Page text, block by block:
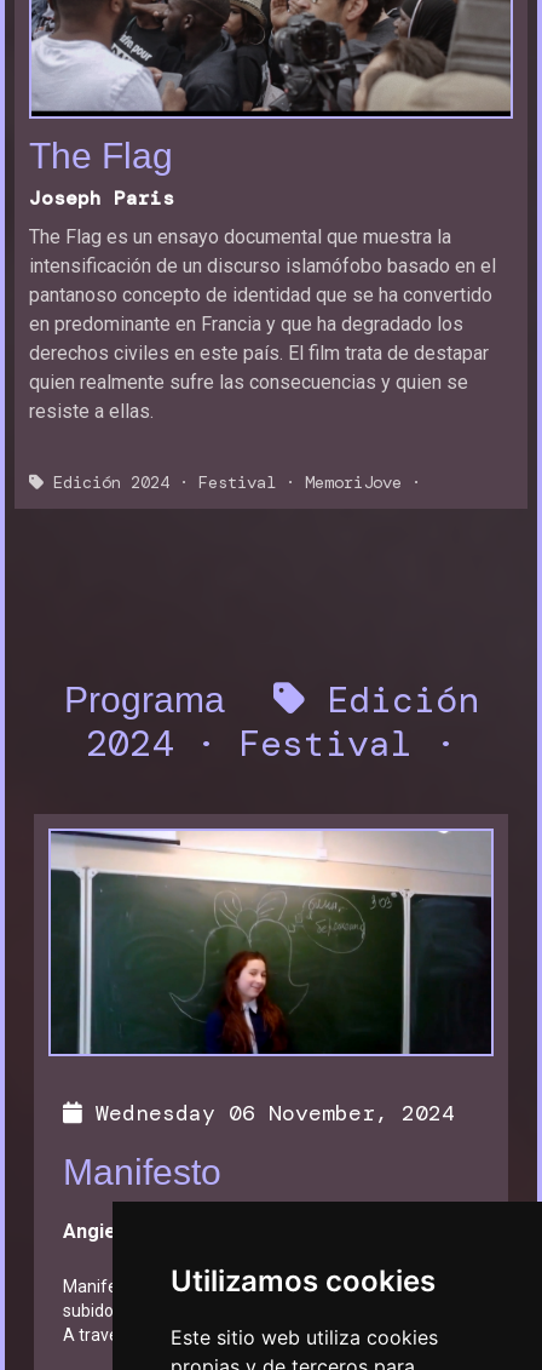
Utilizamos cookies
Este sitio web utiliza cookies
The Flag
Joseph Paris
The Flag es un ensayo documental que muestra la
intensificación de un discurso islamófobo basado en el
pantanoso concepto de identidad que se ha convertido
en predominante en Francia y que ha degradado los
derechos civiles en este país. El film trata de destapar
quien realmente sufre las consecuencias y quien se
resiste a ellas.
Edición 2024 · Festival · MemoriJove ·
Programa
Edición
2024 · Festival ·
Wednesday 06 November, 2024
Manifesto
Angie Vinchito
Manifesto es un film compuesto totalmente de videos
subidos a las redes sociales sobre adolescentes rusos.
A través de grabaciones, asistimos...